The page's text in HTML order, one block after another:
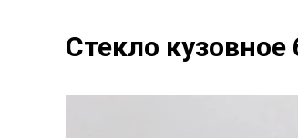
Стекло кузовное